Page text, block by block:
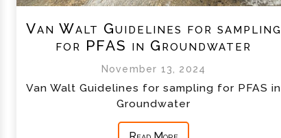
Van Walt Guidelines for sampling
for PFAS in Groundwater
November 13, 2024
Van Walt Guidelines for sampling for PFAS in
Groundwater